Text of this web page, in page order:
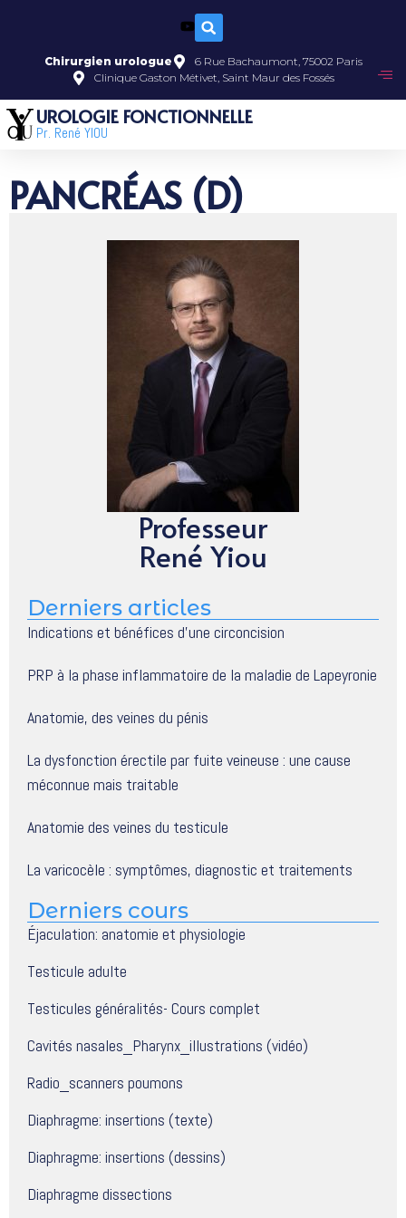
Chirurgien urologue
6 Rue Bachaumont, 75002 Paris
Clinique Gaston Métivet, Saint Maur des Fossés
UROLOGIE FONCTIONNELLE
Pr. René YIOU
PANCRÉAS (D)
Professeur
René Yiou
Derniers articles
Indications et bénéfices d’une circoncision
PRP à la phase inflammatoire de la maladie de Lapeyronie
Anatomie, des veines du pénis
La dysfonction érectile par fuite veineuse : une cause
méconnue mais traitable
Anatomie des veines du testicule
La varicocèle : symptômes, diagnostic et traitements
Derniers cours
Éjaculation: anatomie et physiologie
Testicule adulte
Testicules généralités- Cours complet
Cavités nasales_Pharynx_illustrations (vidéo)
Radio_scanners poumons
Diaphragme: insertions (texte)
Diaphragme: insertions (dessins)
Diaphragme dissections